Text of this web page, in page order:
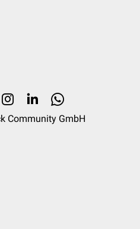
Community GmbH